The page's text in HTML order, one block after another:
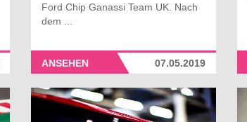
Ford Chip Ganassi Team UK. Nach
dem ...
07.05.2019
ANSEHEN